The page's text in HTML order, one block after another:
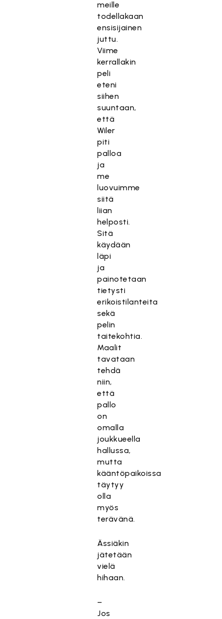
meille
todellakaan
ensisijainen
juttu.
Viime
kerrallakin
peli
eteni
siihen
suuntaan,
että
Wiler
piti
palloa
ja
me
luovuimme
siitä
liian
helposti.
Sitä
käydään
läpi
ja
painotetaan
tietysti
erikoistilanteita
sekä
pelin
taitekohtia.
Maalit
tavataan
tehdä
niin,
että
pallo
on
omalla
joukkueella
hallussa,
mutta
kääntöpaikoissa
täytyy
olla
myös
terävänä.
Ässiäkin
jätetään
vielä
hihaan.
–
Jos